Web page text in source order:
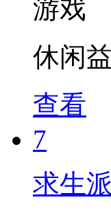
休闲
查看
7
求生